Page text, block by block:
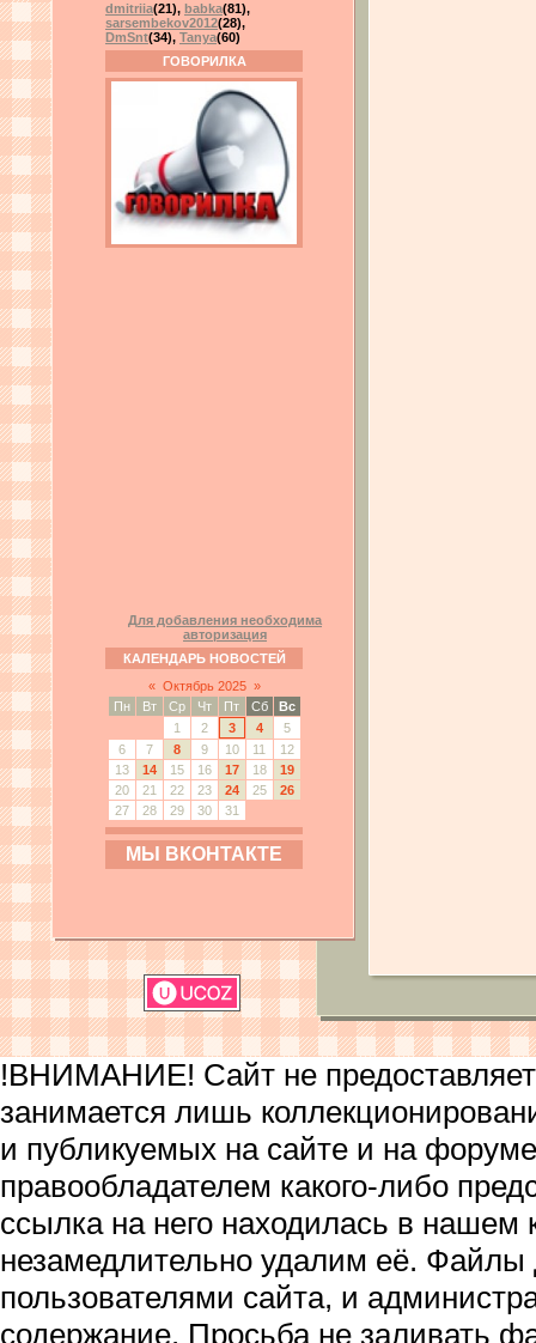
dmitriia(21), babka(81),
sarsembekov2012(28),
DmSnt(34), Tanya(60)
ГОВОРИЛКА
Для добавления необходима
авторизация
КАЛЕНДАРЬ НОВОСТЕЙ
« Октябрь 2025 »
Пн
Вт Ср Чт Пт Сб
Вс
1
2 3 4
5
6
7 8 9 10 11
12
13
14 15 16 17 18
19
20
21 22 23 24 25
26
27
28 29 30 31
МЫ ВКОНТАКТЕ
!ВНИМАНИЕ! Сайт не предоставляет
занимается лишь
и публикуемых на сайте и на
правообладателем какого-либо
ссылка на него находилась в
незамедлительно удалим её.
пользователями сайта, и
содержание. Просьба не заливать